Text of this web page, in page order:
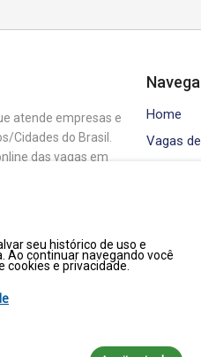
atende empresas e
Cidades do Brasil.
das vagas em
Home
Vagas
Área da
Política
Fale
seu histórico de uso e
Ao continuar navegando você
cookies e privacidade.